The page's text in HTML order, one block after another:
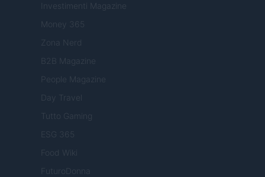
Investimenti Magazine
Money 365
Zona Nerd
B2B Magazine
People Magazine
Day Travel
Tutto Gaming
ESG 365
Food Wiki
FuturoDonna